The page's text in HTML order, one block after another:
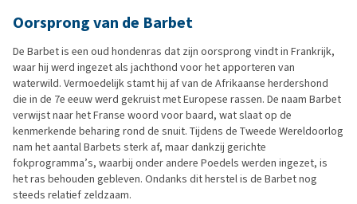
Oorsprong van de Barbet
De Barbet is een oud hondenras dat zijn oorsprong vindt in Frankrijk,
waar hij werd ingezet als jachthond voor het apporteren van
waterwild. Vermoedelijk stamt hij af van de Afrikaanse herdershond
die in de 7e eeuw werd gekruist met Europese rassen. De naam Barbet
verwijst naar het Franse woord voor baard, wat slaat op de
kenmerkende beharing rond de snuit. Tijdens de Tweede Wereldoorlog
nam het aantal Barbets sterk af, maar dankzij gerichte
fokprogramma’s, waarbij onder andere Poedels werden ingezet, is
het ras behouden gebleven. Ondanks dit herstel is de Barbet nog
steeds relatief zeldzaam.